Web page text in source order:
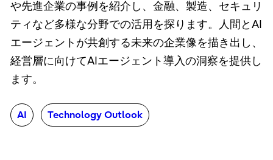
や先進企業の事例を紹介し、金融、製造、セキュリ
ティなど多様な分野での活用を探ります。人間とAI
エージェントが共創する未来の企業像を描き出し、
経営層に向けてAIエージェント導入の洞察を提供し
ます。
AI Technology Outlook